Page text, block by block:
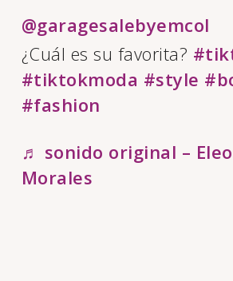
@garagesalebyemcol
¿Cuál es su favorita?
#tiktokmoda #style
#fashion
♬ sonido original –
Morales